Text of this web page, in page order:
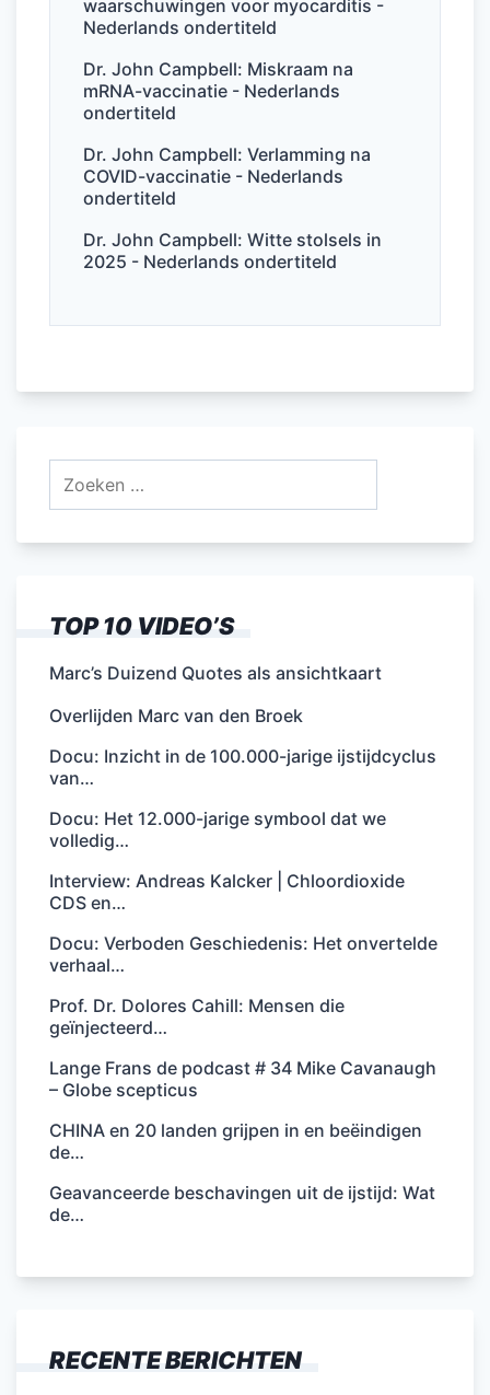
waarschuwingen voor myocarditis -
Nederlands ondertiteld
Dr. John Campbell: Miskraam na
mRNA-vaccinatie - Nederlands
ondertiteld
Dr. John Campbell: Verlamming na
COVID-vaccinatie - Nederlands
ondertiteld
Dr. John Campbell: Witte stolsels in
2025 - Nederlands ondertiteld
TOP 10 VIDEO’S
Marc’s Duizend Quotes als ansichtkaart
Overlijden Marc van den Broek
Docu: Inzicht in de 100.000-jarige ijstijdcyclus
van…
Docu: Het 12.000-jarige symbool dat we
volledig…
Interview: Andreas Kalcker | Chloordioxide
CDS en…
Docu: Verboden Geschiedenis: Het onvertelde
verhaal…
Prof. Dr. Dolores Cahill: Mensen die
geïnjecteerd…
Lange Frans de podcast # 34 Mike Cavanaugh
– Globe scepticus
CHINA en 20 landen grijpen in en beëindigen
de…
Geavanceerde beschavingen uit de ijstijd: Wat
de…
RECENTE BERICHTEN